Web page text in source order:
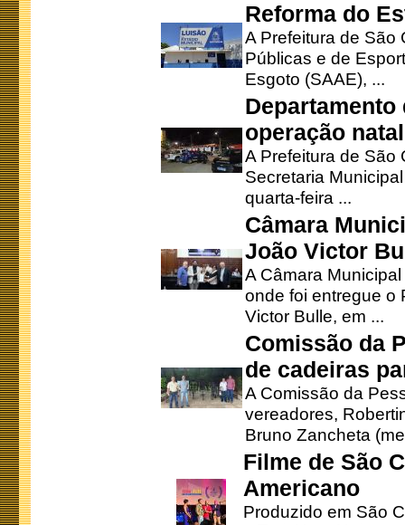
Reforma do
A Prefeitura de São
Públicas e de
Esgoto (SAAE), ...
operação
A Prefeitura de São
Secretaria
quarta-feira ...
Câmara
João Victor
A Câmara
onde foi entregue o
Victor Bulle, em ...
Comissão da
de cadeiras
A Comissão da
vereadores,
Bruno Zancheta
Filme de São
Americano
Produzido em São